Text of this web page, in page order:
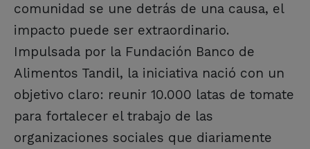
comunidad se une detrás de una causa, el
impacto puede ser extraordinario.
Impulsada por la Fundación Banco de
Alimentos Tandil, la iniciativa nació con un
objetivo claro: reunir 10.000 latas de tomate
para fortalecer el trabajo de las
organizaciones sociales que diariamente